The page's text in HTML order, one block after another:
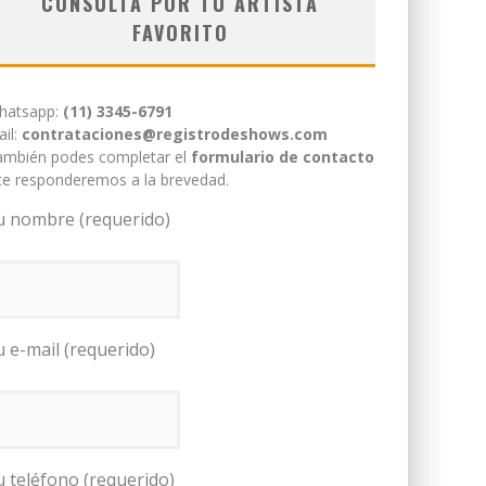
FAVORITO
(11) 3345-6791
contrataciones@registrodeshows.com
podes completar el formulario de contacto
responderemos a la brevedad.
nombre (requerido)
e-mail (requerido)
teléfono (requerido)